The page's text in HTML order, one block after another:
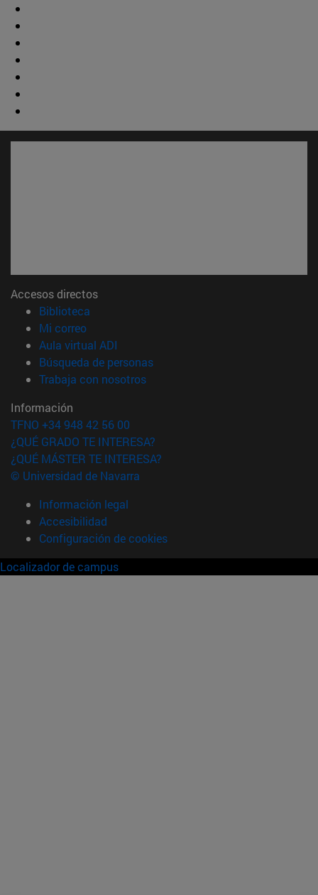
Accesos directos
Biblioteca
Mi correo(abre en nueva ventana)
Aula virtual ADI
Búsqueda de personas(abre en nueva ventana)
Trabaja con nosotros(abre en nueva ventana)
Información
TFNO +34 948 42 56 00
¿QUÉ GRADO TE INTERESA?
¿QUÉ MÁSTER TE INTERESA?
© Universidad de Navarra
Información legal
Accesibilidad
Configuración de cookies
Localizador de campus